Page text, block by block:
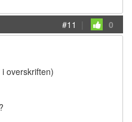
#11 | 0
overskriften)